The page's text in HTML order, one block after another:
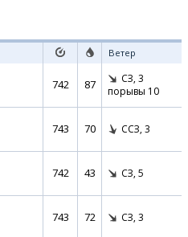
Ветер
742 87 СЗ, 3
порывы 10
743 70 ССЗ, 3
742 43 СЗ, 5
743 72 СЗ, 3